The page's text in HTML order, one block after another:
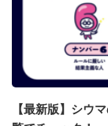
【最新版】シウ